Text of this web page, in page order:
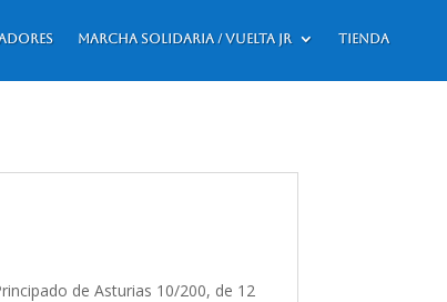
Marcha Solidaria / Vuelta JR Tienda
de Asturias 10/200, de 12